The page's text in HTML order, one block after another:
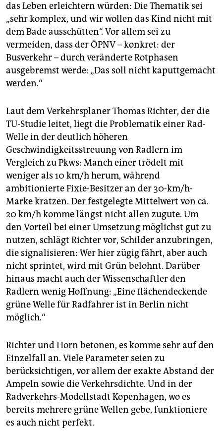
das Leben erleichtern würden: Die Thematik sei
„sehr komplex, und wir wollen das Kind nicht mit
dem Bade ausschütten“. Vor allem sei zu
vermeiden, dass der ÖPNV – konkret: der
Busverkehr – durch veränderte Rotphasen
ausgebremst werde: „Das soll nicht kaputtgemacht
werden.“
Laut dem Verkehrsplaner Thomas Richter, der die
TU-Studie leitet, liegt die Problematik einer Rad-
Welle in der deutlich höheren
Geschwindigkeitsstreuung von Radlern im
Vergleich zu Pkws: Manch einer trödelt mit
weniger als 10 km/h herum, während
ambitionierte Fixie-Besitzer an der 30-km/h-
Marke kratzen. Der festgelegte Mittelwert von ca.
20 km/h komme längst nicht allen zugute. Um
den Vorteil bei einer Umsetzung möglichst gut zu
nutzen, schlägt Richter vor, Schilder anzubringen,
die signalisieren: Wer hier zügig fährt, aber auch
nicht sprintet, wird mit Grün belohnt. Darüber
hinaus macht auch der Wissenschaftler den
Radlern wenig Hoffnung: „Eine flächendeckende
grüne Welle für Radfahrer ist in Berlin nicht
möglich.“
Richter und Horn betonen, es komme sehr auf den
Einzelfall an. Viele Parameter seien zu
berücksichtigen, vor allem der exakte Abstand der
Ampeln sowie die Verkehrsdichte. Und in der
Radverkehrs-Modellstadt Kopenhagen, wo es
bereits mehrere grüne Wellen gebe, funktioniere
es auch nicht perfekt.